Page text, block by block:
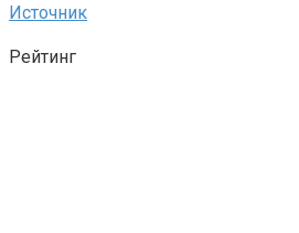
Источник
Рейтинг